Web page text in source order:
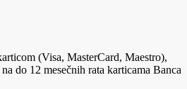
(Visa, MasterCard, Maestro),
do 12 mesečnih rata karticama Banca